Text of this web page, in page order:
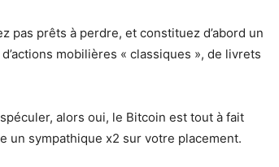
pas prêts à perdre, et constituez d’abord un
mobilières « classiques », de livrets
alors oui, le Bitcoin est tout à fait
un sympathique x2 sur votre placement.